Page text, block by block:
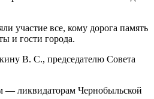
участие все, кому дорога память
и гости города.
В. С., председателю Совета
— ликвидаторам Чернобыльской